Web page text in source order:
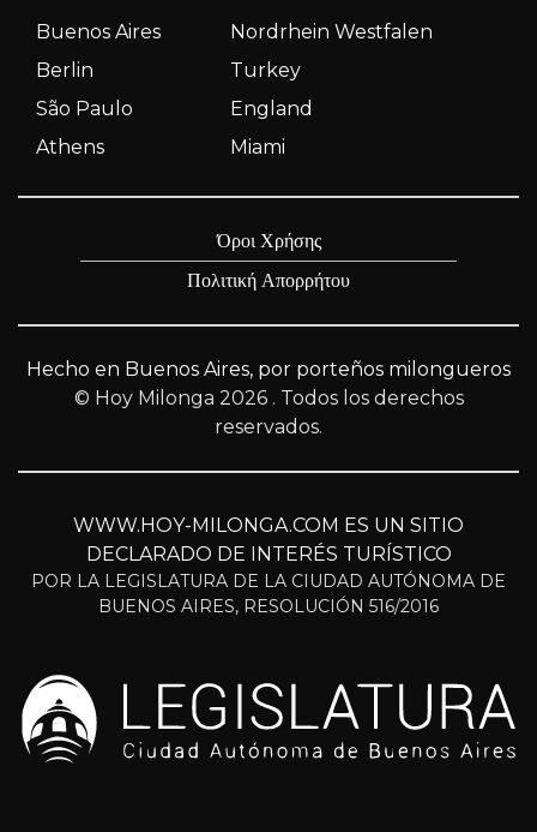
Buenos Aires
Nordrhein Westfalen
Berlin
Turkey
São Paulo
England
Athens
Miami
Όροι Χρήσης
Πολιτική Απορρήτου
Hecho en Buenos Aires, por porteños milongueros
© Hoy Milonga 2026 . Todos los derechos
reservados.
WWW.HOY-MILONGA.COM ES UN SITIO
DECLARADO DE INTERÉS TURÍSTICO
POR LA LEGISLATURA DE LA CIUDAD AUTÓNOMA DE
BUENOS AIRES, RESOLUCIÓN 516/2016